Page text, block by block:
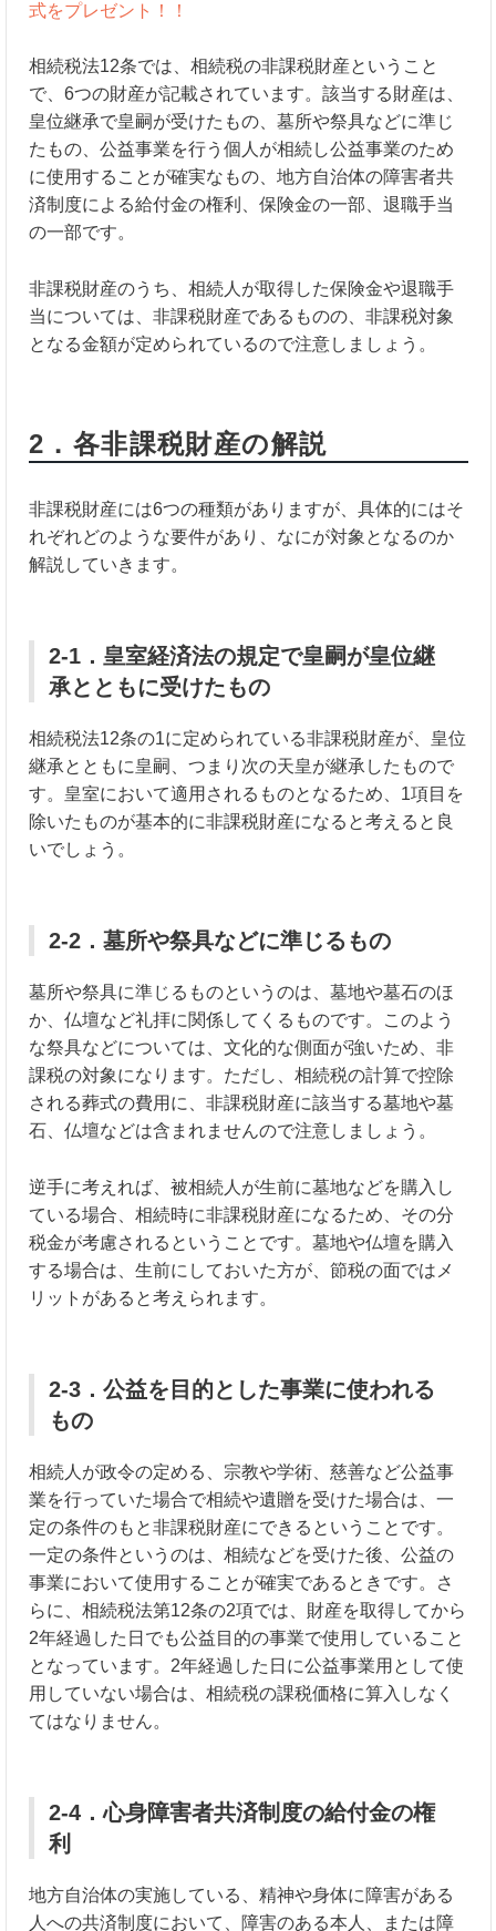
式をプレゼント！！
相続税法12条では、相続税の非課税財産ということ
で、6つの財産が記載されています。該当する財産は、
皇位継承で皇嗣が受けたもの、墓所や祭具などに準じ
たもの、公益事業を行う個人が相続し公益事業のため
に使用することが確実なもの、地方自治体の障害者共
済制度による給付金の権利、保険金の一部、退職手当
の一部です。
非課税財産のうち、相続人が取得した保険金や退職手
当については、非課税財産であるものの、非課税対象
となる金額が定められているので注意しましょう。
2．各非課税財産の解説
非課税財産には6つの種類がありますが、具体的にはそ
れぞれどのような要件があり、なにが対象となるのか
解説していきます。
2-1．皇室経済法の規定で皇嗣が皇位継
承とともに受けたもの
相続税法12条の1に定められている非課税財産が、皇位
継承とともに皇嗣、つまり次の天皇が継承したもので
す。皇室において適用されるものとなるため、1項目を
除いたものが基本的に非課税財産になると考えると良
いでしょう。
2-2．墓所や祭具などに準じるもの
墓所や祭具に準じるものというのは、墓地や墓石のほ
か、仏壇など礼拝に関係してくるものです。このよう
な祭具などについては、文化的な側面が強いため、非
課税の対象になります。ただし、相続税の計算で控除
される葬式の費用に、非課税財産に該当する墓地や墓
石、仏壇などは含まれませんので注意しましょう。
逆手に考えれば、被相続人が生前に墓地などを購入し
ている場合、相続時に非課税財産になるため、その分
税金が考慮されるということです。墓地や仏壇を購入
する場合は、生前にしておいた方が、節税の面ではメ
リットがあると考えられます。
2-3．公益を目的とした事業に使われる
もの
相続人が政令の定める、宗教や学術、慈善など公益事
業を行っていた場合で相続や遺贈を受けた場合は、一
定の条件のもと非課税財産にできるということです。
一定の条件というのは、相続などを受けた後、公益の
事業において使用することが確実であるときです。さ
らに、相続税法第12条の2項では、財産を取得してから
2年経過した日でも公益目的の事業で使用していること
となっています。2年経過した日に公益事業用として使
用していない場合は、相続税の課税価格に算入しなく
てはなりません。
2-4．心身障害者共済制度の給付金の権
利
地方自治体の実施している、精神や身体に障害がある
人への共済制度において、障害のある本人、または障